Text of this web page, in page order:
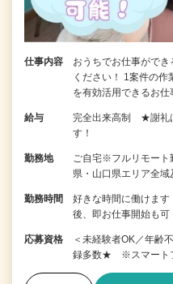
仕事内容
おうちでお仕事がで
ください！ 1案件の
を有効活用できるお
給与
完全出来高制 ★謝礼
す！
勤務地
ご自宅※フルリモー
県・山口県エリア全域
勤務時間
好きな時間に働けま
後、即お仕事開始も
応募資格
＜未経験者OK／年
録多数★ ※スマート